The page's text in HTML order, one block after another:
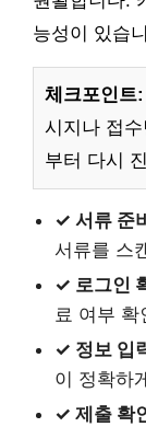
능성이 있습
체크포인트:
시지나 접
부터 다시
✓ 서류 준
서류를 스
✓ 로그인
료 여부 확
✓ 정보 입
이 정확하
✓ 제출 확